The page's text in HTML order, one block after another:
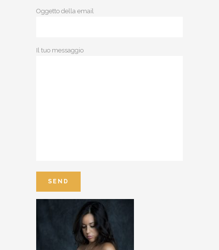
Oggetto della email
Il tuo messaggio